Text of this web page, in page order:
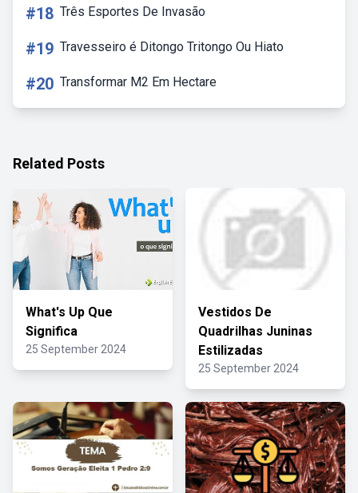
#18 Três Esportes De Invasão
#19 Travesseiro é Ditongo Tritongo Ou Hiato
#20 Transformar M2 Em Hectare
Related Posts
What's Up Que
Significa
25 September 2024
Vestidos De
Quadrilhas Juninas
Estilizadas
25 September 2024